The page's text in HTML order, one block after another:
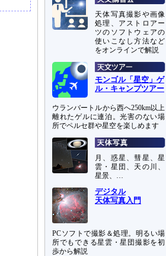
天体写真撮影や画像
処理、アストロアー
ツのソフトウェアの
使いこなし方法など
をオンラインで解説
モンゴル「星空」ゲ
ル・キャンプツアー
ウランバートルから西へ250km以上
離れたゲルに連泊。光害のない場
所でペルセ群や星空を楽しめます
月、惑星、彗星、星
雲・星団、天の川、
星景、…
デジタル
天体写真入門
PCソフトで撮影＆処理。明るい場
所でもできる星雲・星団撮影を初
歩から解説